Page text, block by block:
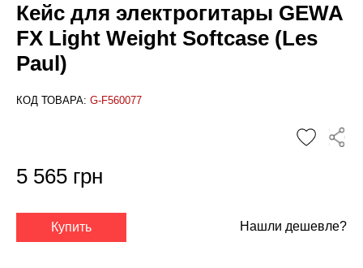
Кейс для электрогитары GEWA
FX Light Weight Softcase (Les
Paul)
КОД ТОВАРА: G-F560077
5 565 грн
Купить Нашли дешевле?